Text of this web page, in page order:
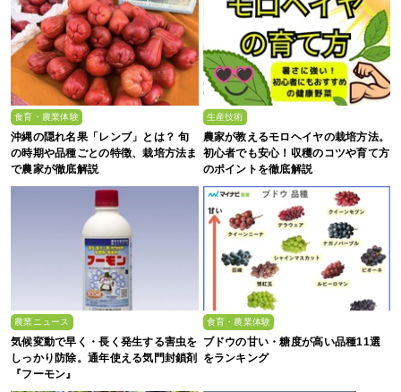
食育・農業体験
沖縄の隠れ名果「レンブ」とは？ 旬
の時期や品種ごとの特徴、栽培方法ま
で農家が徹底解説
生産技術
農家が教えるモロヘイヤの栽培方法。
初心者でも安心！収穫のコツや育て方
のポイントを徹底解説
農業ニュース
気候変動で早く・長く発生する害虫を
しっかり防除。通年使える気門封鎖剤
『フーモン』
食育・農業体験
ブドウの甘い・糖度が高い品種11選
をランキング